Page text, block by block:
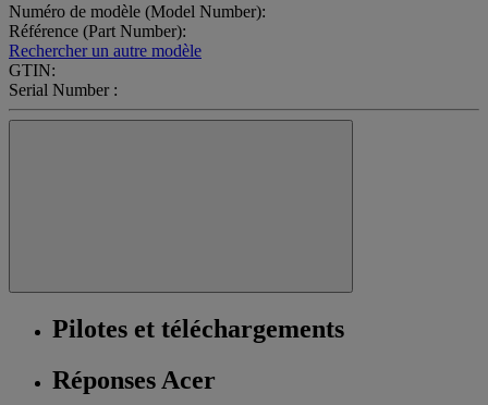
Numéro de modèle (Model Number):
Référence (Part Number):
Rechercher un autre modèle
GTIN:
Serial Number :
Pilotes et téléchargements
Réponses Acer